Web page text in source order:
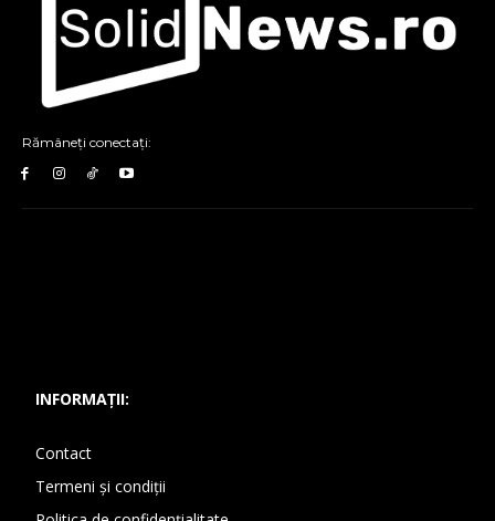
Rămâneți conectați:
INFORMAȚII:
Contact
Termeni și condiții